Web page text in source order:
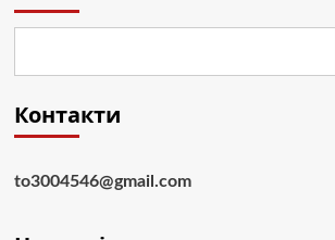
Контакти
to3004546@gmail.com